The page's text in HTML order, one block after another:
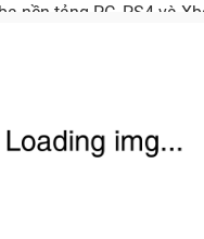
nền tảng PC, PS4 và